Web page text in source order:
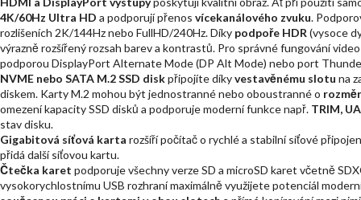
4K/60Hz Ultra HD a podporují přenos vícekanálového zvuku.
rozlišeních 2K/144Hz nebo FullHD/240Hz. Díky podpoře HDR (vysoce
výrazně rozšířený rozsah barev a kontrastů. Pro správné fungování
podporou DisplayPort Alternate Mode (DP Alt Mode) nebo port
NVME nebo SATA M.2 SSD diskpřipojíte díkyvestavěnému slotu na
diskem. Karty M.2 mohou být jednostranné nebo oboustranné o
omezení kapacity SSD disků a podporuje moderní funkce např. TRIM,
stav disku.
Gigabitová síťová karta rozšíří počítač o rychlé a stabilní síťové
přidá další síťovou kartu.
Čtečka karet podporuje všechny verze SD a microSD karet včetně
vysokorychlostnímu USB rozhraní maximálně využijete potenciál